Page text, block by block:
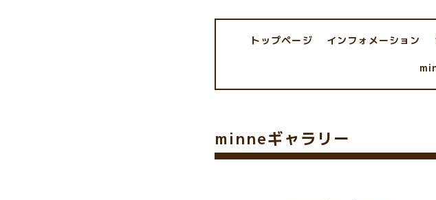
トップページ インフォメーション
minneギャラリー